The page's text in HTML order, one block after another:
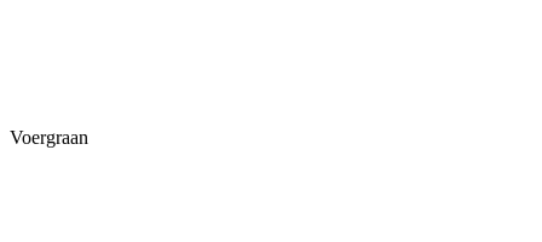
Voergraan